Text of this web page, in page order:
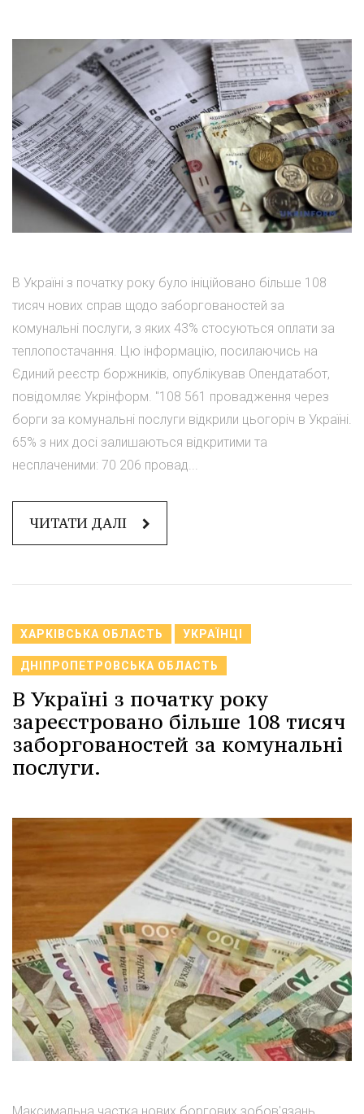
В Україні з початку року було ініційовано більше 108
тисяч нових справ щодо заборгованостей за
комунальні послуги, з яких 43% стосуються оплати за
теплопостачання. Цю інформацію, посилаючись на
Єдиний реєстр боржників, опублікував Опендатабот,
повідомляє Укрінформ. "108 561 провадження через
борги за комунальні послуги відкрили цьогоріч в Україні.
65% з них досі залишаються відкритими та
несплаченими: 70 206 провад...
ЧИТАТИ ДАЛІ
ХАРКІВСЬКА ОБЛАСТЬ УКРАЇНЦІ
ДНІПРОПЕТРОВСЬКА ОБЛАСТЬ
В Україні з початку року
зареєстровано більше 108 тисяч
заборгованостей за комунальні
послуги.